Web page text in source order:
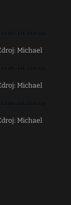
Michael
Michael
Michael